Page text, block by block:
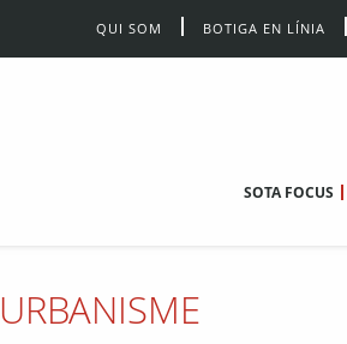
QUI SOM BOTIGA EN LÍNIA
SOTA FOCUS
URBANISME